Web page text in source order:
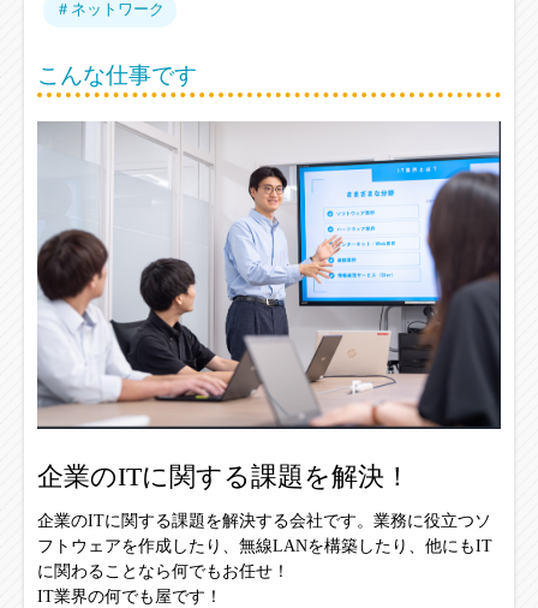
＃ネットワーク
こんな仕事です
企業のITに関する課題を解決！
企業のITに関する課題を解決する会社です。業務に役立つソ
フトウェアを作成したり、無線LANを構築したり、他にもIT
に関わることなら何でもお任せ！
IT業界の何でも屋です！